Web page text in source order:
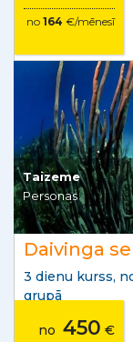
no 164 €/mēnesī
Taizeme
Personas
Daivinga
3 dienu kurss,
grupā
no 450 €